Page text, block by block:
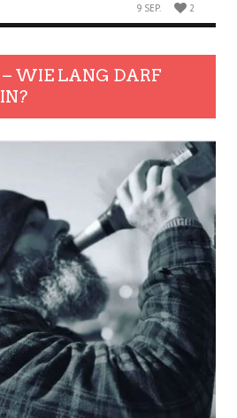
9 SEP. 2
WIE LANG DARF